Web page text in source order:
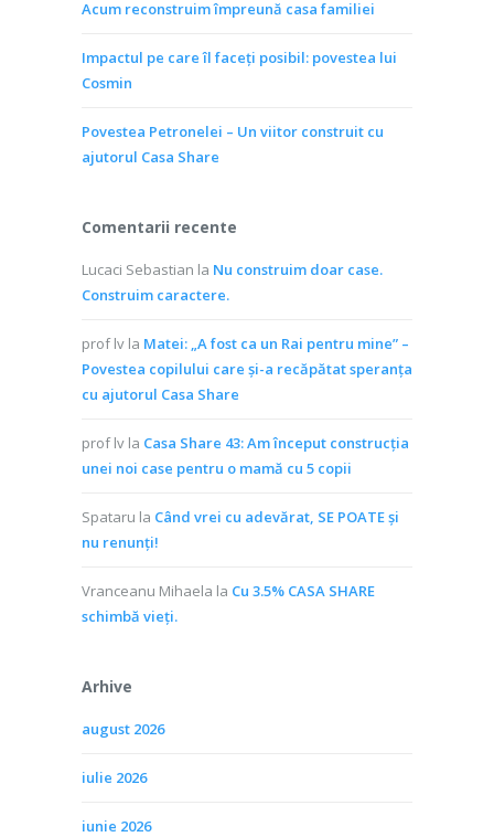
Acum reconstruim împreună casa familiei
Impactul pe care îl faceți posibil: povestea lui
Cosmin
Povestea Petronelei – Un viitor construit cu
ajutorul Casa Share
Comentarii recente
Lucaci Sebastian la Nu construim doar case.
Construim caractere.
prof lv la Matei: „A fost ca un Rai pentru mine” –
Povestea copilului care și-a recăpătat speranța
cu ajutorul Casa Share
prof lv la Casa Share 43: Am început construcția
unei noi case pentru o mamă cu 5 copii
Spataru la Când vrei cu adevărat, SE POATE și
nu renunți!
Vranceanu Mihaela la Cu 3.5% CASA SHARE
schimbă vieţi.
Arhive
august 2026
iulie 2026
iunie 2026